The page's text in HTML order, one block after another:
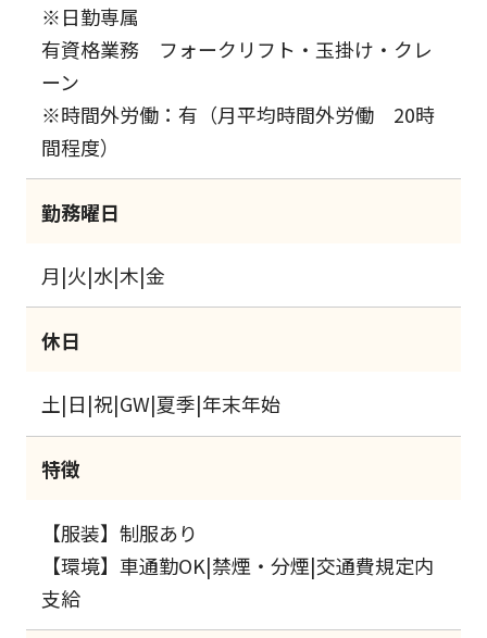
※日勤専属
有資格業務 フォークリフト・玉掛け・クレ
ーン
※時間外労働：有（月平均時間外労働 20時
間程度）
勤務曜日
月|火|水|木|金
休日
土|日|祝|GW|夏季|年末年始
特徴
【服装】制服あり
【環境】車通勤OK|禁煙・分煙|交通費規定内
支給